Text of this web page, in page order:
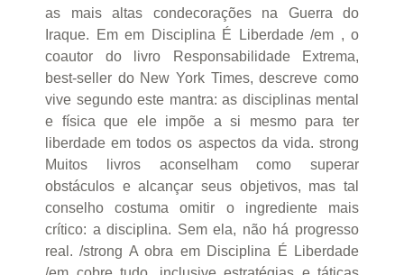
as mais altas condecorações na Guerra do
Iraque. Em em Disciplina É Liberdade /em , o
coautor do livro Responsabilidade Extrema,
best-seller do New York Times, descreve como
vive segundo este mantra: as disciplinas mental
e física que ele impõe a si mesmo para ter
liberdade em todos os aspectos da vida. strong
Muitos livros aconselham como superar
obstáculos e alcançar seus objetivos, mas tal
conselho costuma omitir o ingrediente mais
crítico: a disciplina. Sem ela, não há progresso
real. /strong A obra em Disciplina É Liberdade